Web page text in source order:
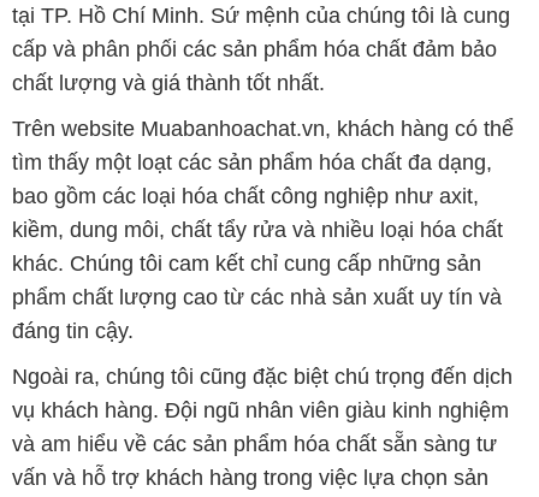
tại TP. Hồ Chí Minh. Sứ mệnh của chúng tôi là cung
cấp và phân phối các sản phẩm hóa chất đảm bảo
chất lượng và giá thành tốt nhất.
Trên website Muabanhoachat.vn, khách hàng có thể
tìm thấy một loạt các sản phẩm hóa chất đa dạng,
bao gồm các loại hóa chất công nghiệp như axit,
kiềm, dung môi, chất tẩy rửa và nhiều loại hóa chất
khác. Chúng tôi cam kết chỉ cung cấp những sản
phẩm chất lượng cao từ các nhà sản xuất uy tín và
đáng tin cậy.
Ngoài ra, chúng tôi cũng đặc biệt chú trọng đến dịch
vụ khách hàng. Đội ngũ nhân viên giàu kinh nghiệm
và am hiểu về các sản phẩm hóa chất sẵn sàng tư
vấn và hỗ trợ khách hàng trong việc lựa chọn sản